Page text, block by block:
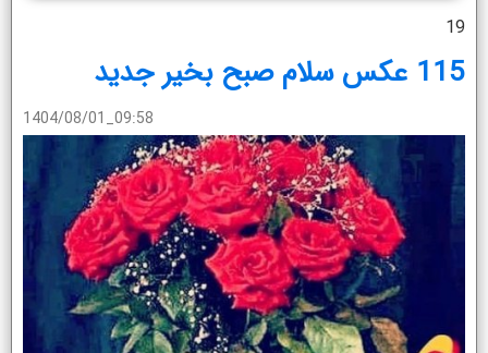
19
115 عکس سلام صبح بخیر جدید
1404/08/01_09:58